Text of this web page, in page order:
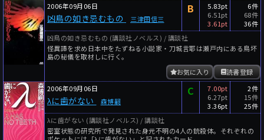
2006年09月06日
凶鳥の如き忌むもの 三津田信三
B
5.83pt
6.51pt
3.61pt
6件
68件
36件
凶鳥の如き忌むもの (講談社ノベルス) / 講談社
怪異譚を求め日本中をたずねる小説家・刀城言耶は瀬戸内にある鳥坏
島の秘儀を取材しに行く。
読書登録
お気に入り
2006年09月06日
λに歯がない 森博嗣
C
7.00pt
6.27pt
3.36pt
2件
15件
25件
λに歯がない (講談社ノベルス) / 講談社
密室状態の研究所で発見された身元不明の4人の銃殺体。それぞれの